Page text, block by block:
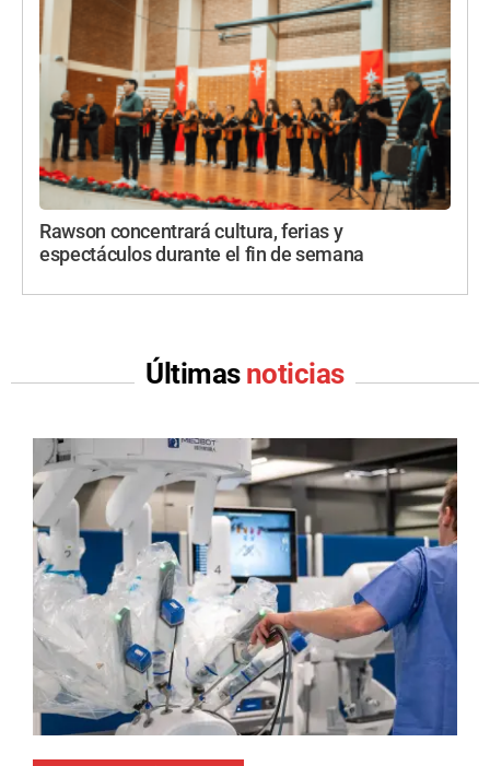
Rawson concentrará cultura, ferias y
espectáculos durante el fin de semana
Últimas noticias